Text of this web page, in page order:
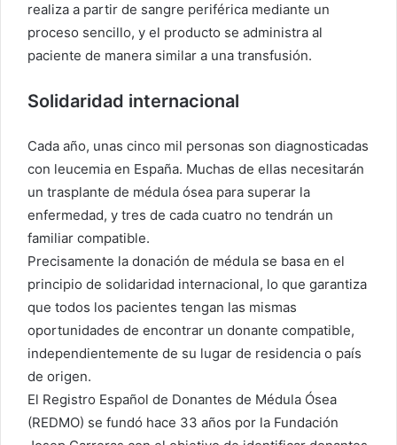
realiza a partir de sangre periférica mediante un
proceso sencillo, y el producto se administra al
paciente de manera similar a una transfusión.
Solidaridad internacional
Cada año, unas cinco mil personas son diagnosticadas
con leucemia en España. Muchas de ellas necesitarán
un trasplante de médula ósea para superar la
enfermedad, y tres de cada cuatro no tendrán un
familiar compatible.
Precisamente la donación de médula se basa en el
principio de solidaridad internacional, lo que garantiza
que todos los pacientes tengan las mismas
oportunidades de encontrar un donante compatible,
independientemente de su lugar de residencia o país
de origen.
El Registro Español de Donantes de Médula Ósea
(REDMO) se fundó hace 33 años por la Fundación